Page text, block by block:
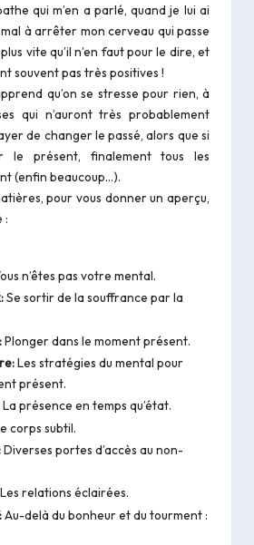
qui m’en a parlé, quand je lui ai
mal à arrêter mon cerveau qui passe
vite qu’il n’en faut pour le dire, et
souvent pas très positives !
qu’on se stresse pour rien, à
qui n’auront très probablement
de changer le passé, alors que si
le présent, finalement tous les
(enfin beaucoup…).
, pour vous donner un aperçu,
:
n’êtes pas votre mental.
Se sortir de la souffrance par la
Plonger dans le moment présent.
Les stratégies du mental pour
présent.
La présence en temps qu’état.
corps subtil.
Diverses portes d’accès au non-
Les relations éclairées.
Au-delà du bonheur et du tourment :